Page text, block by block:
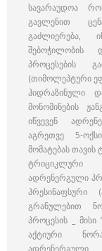
სავარაუდოა
გავლენით
გაძლიერება,
შებოჭილობის
პროცესების
(თიმოლეპტური
ჰიდრაზინული
მონომინების
იწვევენ
აგრეთვე 5-
მომატებას თავის
ტრიციკლური
ადრენერგული
პრესინაფსური
გრანულებით
პროცესის _ მისი
აქტიური
ადრენერგული